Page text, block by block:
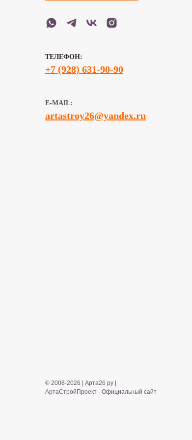
ТЕЛЕФОН:
+7 (928) 631-90-90
E-MAIL:
artastroy26@yandex.ru
© 2008-2026 | Арта26 ру |
АртаСтройПроект - Официальный сайт